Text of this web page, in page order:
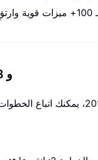
حفظ إعدادات العرض المخصصة في Outlook 2010 و 2013